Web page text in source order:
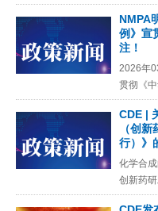
〔2025
品补充
​NMPA
例》宣
注！
2026年
贯彻《
知》，
彻工作
CDE |
（创
行）》
化学合
创新药
化药品